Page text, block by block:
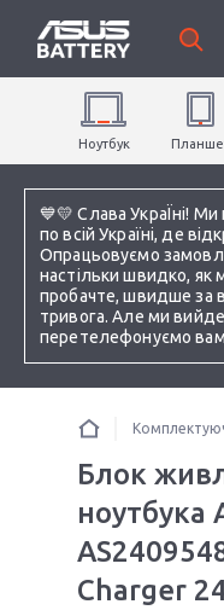
💙💛 Слава УкраЇні!
по всій Україні, де
Опрацьовуємо
настільки швидко,
пробачте, швидше за
тривога. Але ми
перетелефонуємо
Ноутбук
Блок
ноутбука
Charger